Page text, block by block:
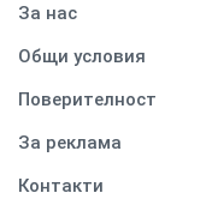
За нас
Общи условия
Поверителност
За реклама
Контакти